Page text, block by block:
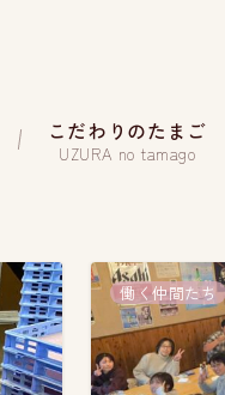
こだわりのたまご
UZURA no tamago
働く仲間たち